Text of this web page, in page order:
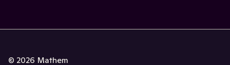
© 2026 Mathem